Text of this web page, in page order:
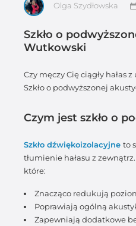
Olga Szydłowska
Szkło o
Wutkowski
Czy męczy Cię ciągły
Szkło o podwyższonej
Czym jest szkło o
Szkło dźwiękoizolacyjne to
tłumienie hałasu z
które:
Znacząco redukują
Poprawiają ogólną
Zapewniają dodatkowe